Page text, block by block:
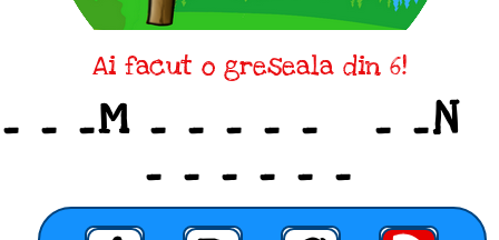
Ai facut o greseala din 6!
_ _ _M _ _ _ _ _ _ _N
_ _ _ _ _ _